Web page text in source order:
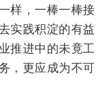
样，一棒一棒接
实践积淀的有益
推进中的未竟工
，更应成为不可